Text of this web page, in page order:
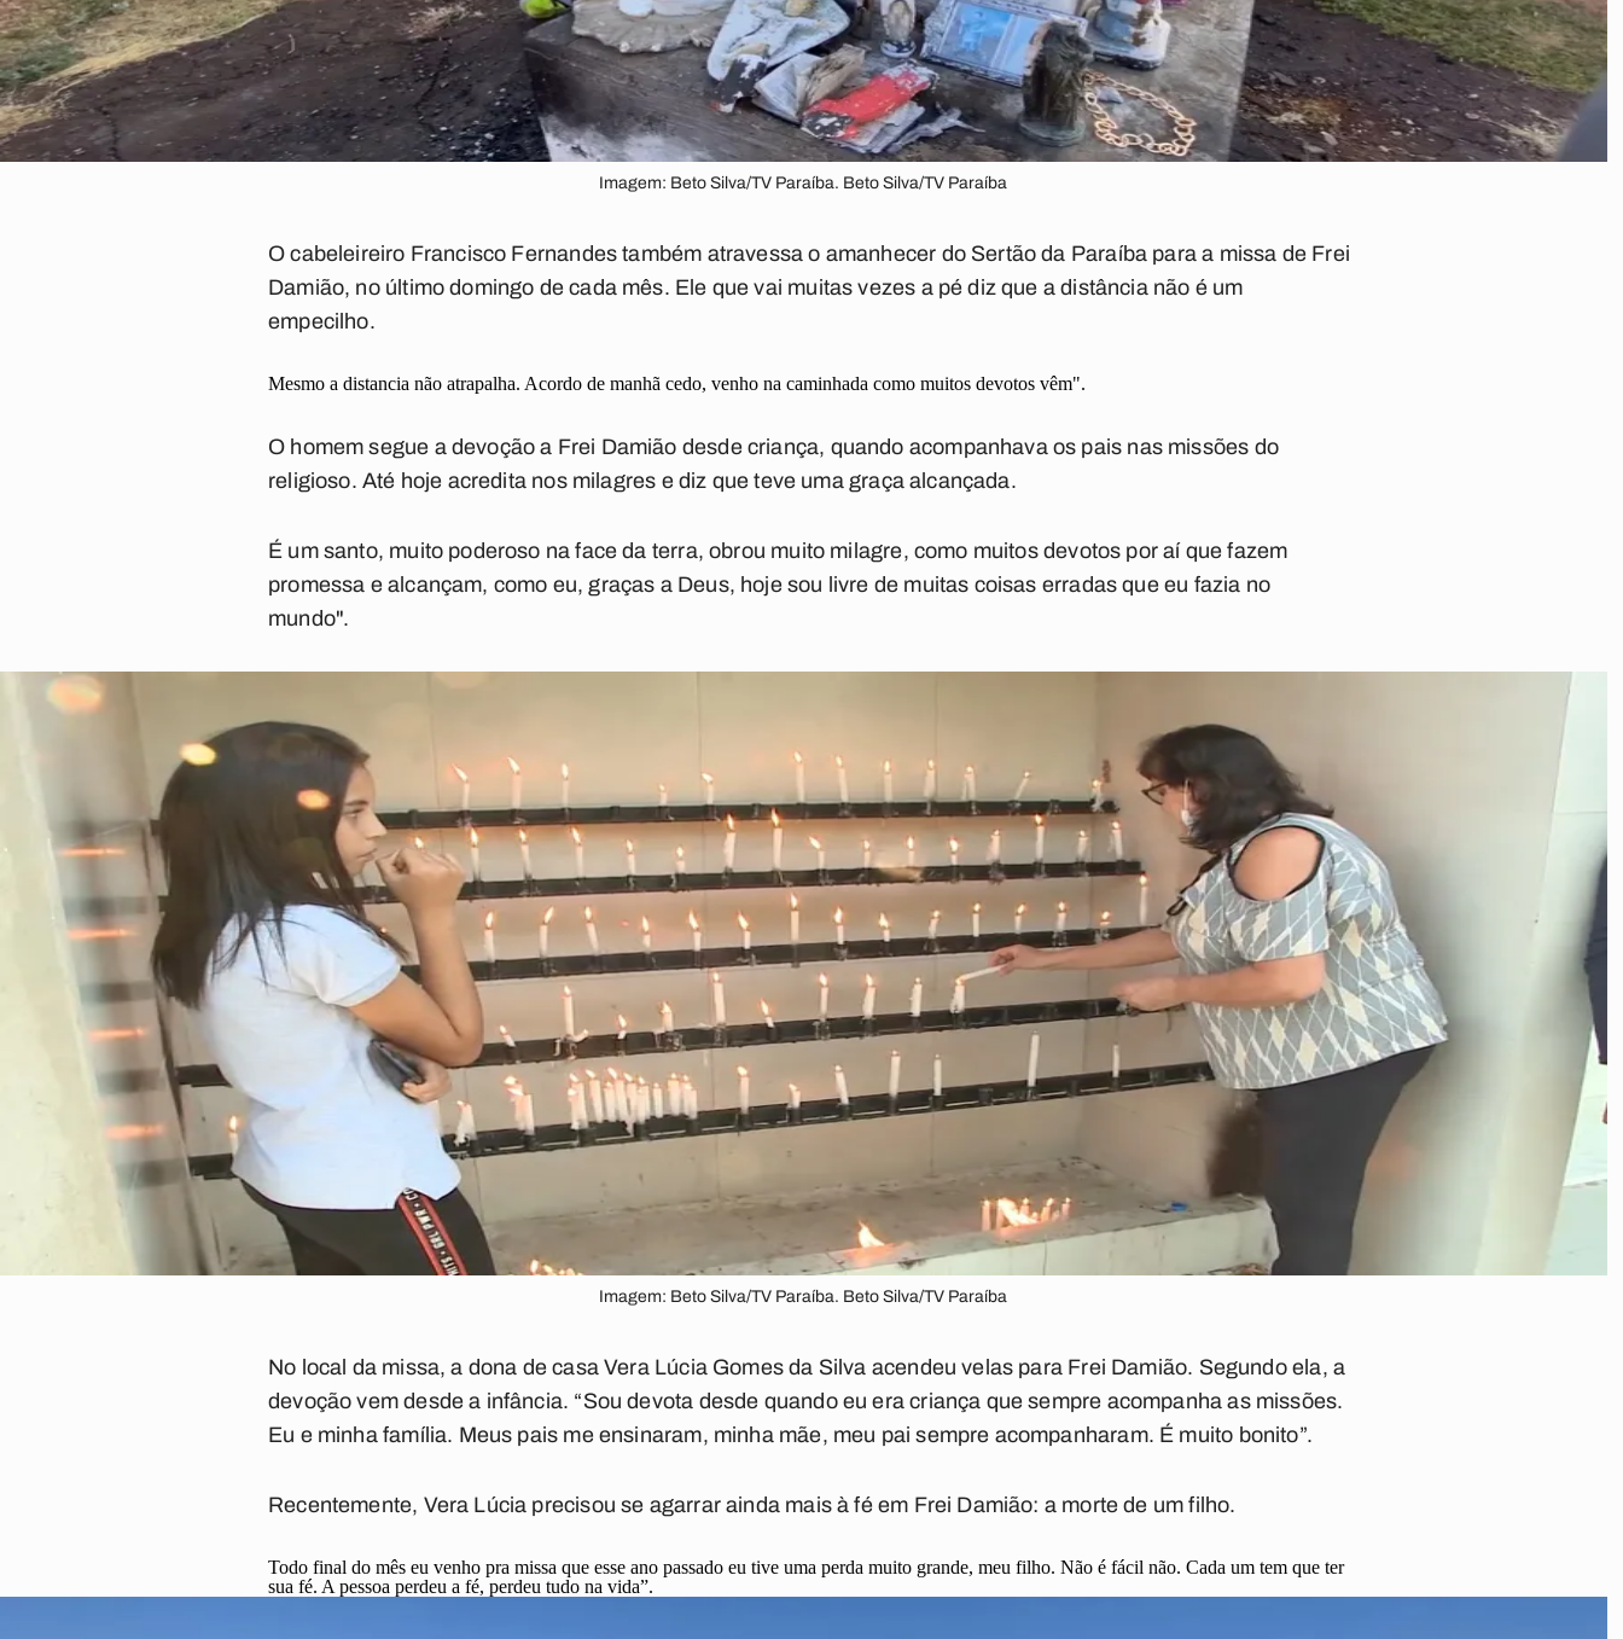
Imagem: Beto Silva/TV Paraíba. Beto Silva/TV Paraíba
O cabeleireiro Francisco Fernandes também atravessa o amanhecer do Sertão da Paraíba para a missa de Frei
Damião, no último domingo de cada mês. Ele que vai muitas vezes a pé diz que a distância não é um
empecilho.
Mesmo a distancia não atrapalha. Acordo de manhã cedo, venho na caminhada como muitos devotos vêm".
O homem segue a devoção a Frei Damião desde criança, quando acompanhava os pais nas missões do
religioso. Até hoje acredita nos milagres e diz que teve uma graça alcançada.
É um santo, muito poderoso na face da terra, obrou muito milagre, como muitos devotos por aí que fazem
promessa e alcançam, como eu, graças a Deus, hoje sou livre de muitas coisas erradas que eu fazia no
mundo".
Imagem: Beto Silva/TV Paraíba. Beto Silva/TV Paraíba
No local da missa, a dona de casa Vera Lúcia Gomes da Silva acendeu velas para Frei Damião. Segundo ela, a
devoção vem desde a infância. “Sou devota desde quando eu era criança que sempre acompanha as missões.
Eu e minha família. Meus pais me ensinaram, minha mãe, meu pai sempre acompanharam. É muito bonito”.
Recentemente, Vera Lúcia precisou se agarrar ainda mais à fé em Frei Damião: a morte de um filho.
Todo final do mês eu venho pra missa que esse ano passado eu tive uma perda muito grande, meu filho. Não é fácil não. Cada um tem que ter
sua fé. A pessoa perdeu a fé, perdeu tudo na vida”.